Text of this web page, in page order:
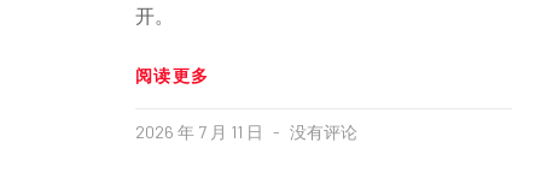
开。
阅读更多
2026 年 7 月 11 日 没有评论